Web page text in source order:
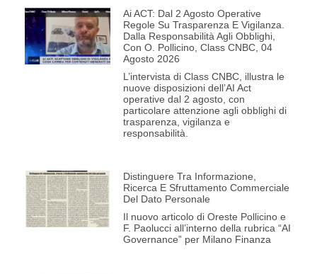
Ai ACT: Dal 2 Agosto Operative
Regole Su Trasparenza E Vigilanza.
Dalla Responsabilità Agli Obblighi,
Con O. Pollicino, Class CNBC, 04
Agosto 2026
L’intervista di Class CNBC, illustra le
nuove disposizioni dell’AI Act
operative dal 2 agosto, con
particolare attenzione agli obblighi di
trasparenza, vigilanza e
responsabilità.
Distinguere Tra Informazione,
Ricerca E Sfruttamento Commerciale
Del Dato Personale
Il nuovo articolo di Oreste Pollicino e
F. Paolucci all’interno della rubrica “AI
Governance” per Milano Finanza